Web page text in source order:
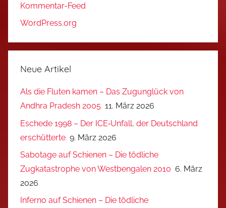
Kommentar-Feed
WordPress.org
Neue Artikel
Als die Fluten kamen – Das Zugunglück von
Andhra Pradesh 2005 11. März 2026
Eschede 1998 – Der ICE‑Unfall, der Deutschland
erschütterte 9. März 2026
Sabotage auf Schienen – Die tödliche
Zugkatastrophe von Westbengalen 2010 6. März
2026
Inferno auf Schienen – Die tödliche